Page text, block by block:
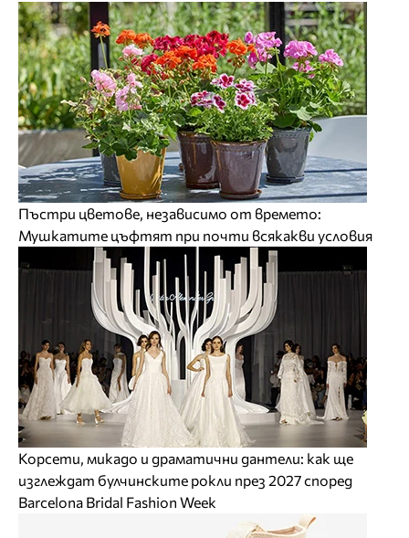
Пъстри цветове, независимо от времето:
Мушкатите цъфтят при почти всякакви условия
Корсети, микадо и драматични дантели: как ще
изглеждат булчинските рокли през 2027 според
Barcelona Bridal Fashion Week